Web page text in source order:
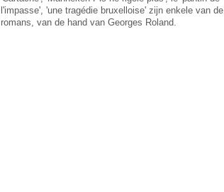
l'impasse', 'une tragédie bruxelloise' zijn enkele van de
romans, van de hand van Georges Roland.